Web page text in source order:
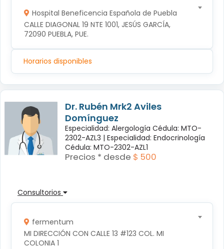
Hospital Beneficencia Española de Puebla
CALLE DIAGONAL 19 NTE 1001, JESÚS GARCÍA,
72090 PUEBLA, PUE.
Horarios disponibles
Dr. Rubén Mrk2 Aviles
Domínguez
Especialidad: Alergología Cédula: MTO-
2302-AZL3 | Especialidad: Endocrinología
Cédula: MTO-2302-AZL1
Precios * desde $ 500
Consultorios
fermentum
MI DIRECCIÓN CON CALLE 13 #123 COL. MI
COLONIA 1